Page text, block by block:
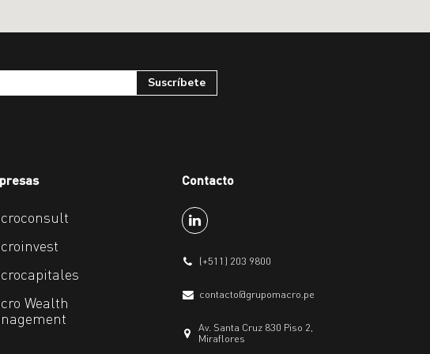
Wealth
Contacto
(+511) 203 9800
contacto@grupomacro.pe
Av. Santa Cruz 830 Piso 2,
Miraflores